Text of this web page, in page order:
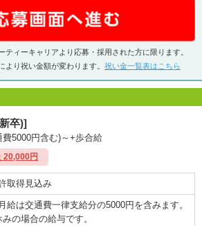
ィーキャリアより応募・採用された方に限ります。
り祝い金額が変わります。 祝い金一覧表はこちら
卒)]
費5000円含む)～+歩合給
20,000円
取得見込み
給は交通費一律支給分の5000円を含みます。
の場合の給与です。